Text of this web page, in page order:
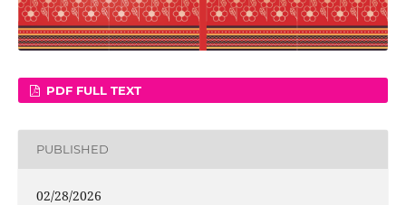
PDF FULL TEXT
PUBLISHED
02/28/2026